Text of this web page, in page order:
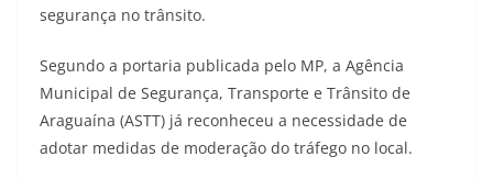
segurança no trânsito.
Segundo a portaria publicada pelo MP, a Agência
Municipal de Segurança, Transporte e Trânsito de
Araguaína (ASTT) já reconheceu a necessidade de
adotar medidas de moderação do tráfego no local.